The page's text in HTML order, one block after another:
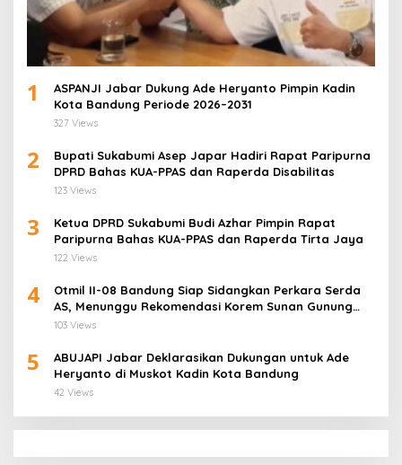
1
ASPANJI Jabar Dukung Ade Heryanto Pimpin Kadin
Kota Bandung Periode 2026–2031
327 Views
2
Bupati Sukabumi Asep Japar Hadiri Rapat Paripurna
DPRD Bahas KUA-PPAS dan Raperda Disabilitas
123 Views
3
Ketua DPRD Sukabumi Budi Azhar Pimpin Rapat
Paripurna Bahas KUA-PPAS dan Raperda Tirta Jaya
122 Views
4
Otmil II-08 Bandung Siap Sidangkan Perkara Serda
AS, Menunggu Rekomendasi Korem Sunan Gunung
Jati Cirebon
103 Views
5
ABUJAPI Jabar Deklarasikan Dukungan untuk Ade
Heryanto di Muskot Kadin Kota Bandung
42 Views